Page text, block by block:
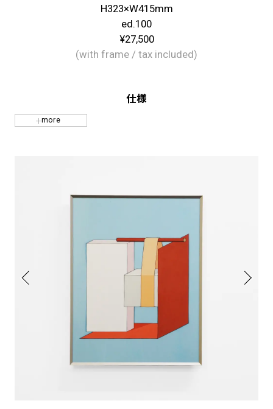
H323×W415mm
ed.100
¥27,500
(with frame / tax included)
仕様
more